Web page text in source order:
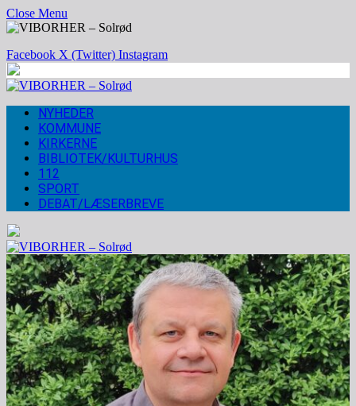
Close Menu
Facebook X (Twitter) Instagram
NYHEDER
KOMMUNE
KIRKERNE
BIBLIOTEK/KULTURHUS
112
SPORT
DEBAT/LÆSERBREVE